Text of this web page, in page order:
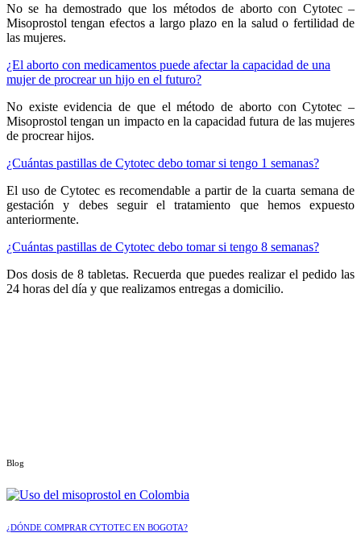
No se ha demostrado que los métodos de aborto con Cytotec –
Misoprostol tengan efectos a largo plazo en la salud o fertilidad de
las mujeres.
¿El aborto con medicamentos puede afectar la capacidad de una
mujer de procrear un hijo en el futuro?
No existe evidencia de que el método de aborto con Cytotec –
Misoprostol tengan un impacto en la capacidad futura de las mujeres
de procrear hijos.
¿Cuántas pastillas de Cytotec debo tomar si tengo 1 semanas?
El uso de Cytotec es recomendable a partir de la cuarta semana de
gestación y debes seguir el tratamiento que hemos expuesto
anteriormente.
¿Cuántas pastillas de Cytotec debo tomar si tengo 8 semanas?
Dos dosis de 8 tabletas. Recuerda que puedes realizar el pedido las
24 horas del día y que realizamos entregas a domicilio.
Blog
¿DÓNDE COMPRAR CYTOTEC EN BOGOTA?